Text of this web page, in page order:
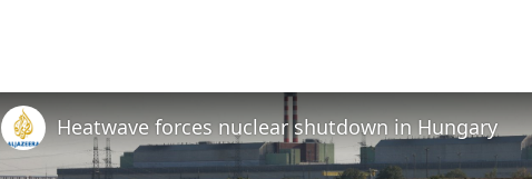
Heatwave forces nuclear shutdown in Hungary